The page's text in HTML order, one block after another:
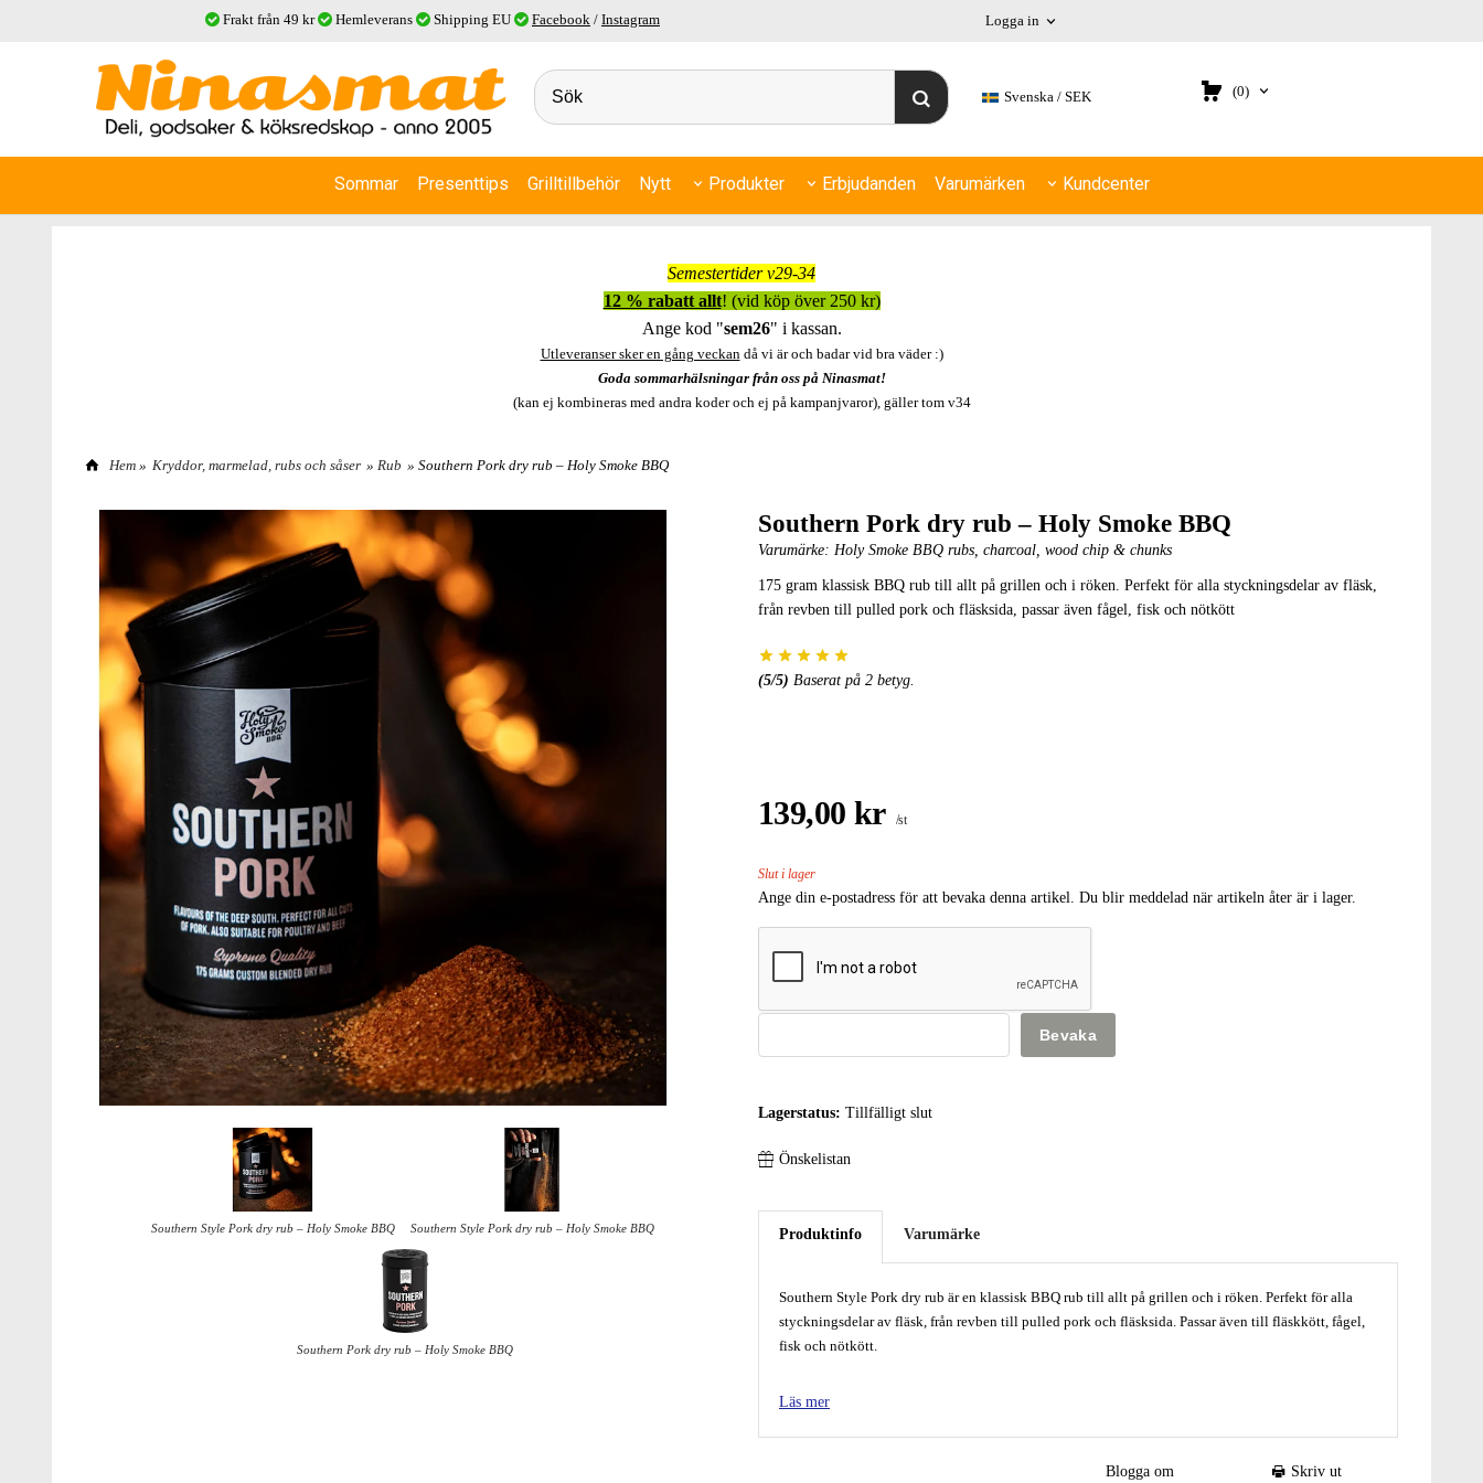
Frakt från 49 kr Hemleverans Shipping EU Facebook / Instagram Logga in
Svenska SEK (0)
Sommar Presenttips Grilltillbehör Nytt Produkter Erbjudanden Varumärken Kundcenter
Semestertider v29-34
12 % rabatt allt! (vid köp över 250 kr)
Ange kod "sem26" i kassan.
Utleveranser sker en gång veckan då vi är och badar vid bra väder :)
Goda sommarhälsningar från oss på Ninasmat!
(kan ej kombineras med andra koder och ej på kampanjvaror), gäller tom v34
Hem » Kryddor, marmelad, rubs och såser » Rub » Southern Pork dry rub – Holy Smoke BBQ
Southern Style Pork dry rub – Holy Smoke BBQ Southern Style Pork dry rub – Holy Smoke BBQ
Southern Pork dry rub – Holy Smoke BBQ
Southern Pork dry rub – Holy Smoke BBQ
Varumärke: Holy Smoke BBQ rubs, charcoal, wood chip & chunks
175 gram klassisk BBQ rub till allt på grillen och i röken. Perfekt för alla styckningsdelar av fläsk,
från revben till pulled pork och fläsksida, passar även fågel, fisk och nötkött
(5/5) Baserat på 2 betyg.
139,00 kr /st
Slut i lager
Ange din e-postadress för att bevaka denna artikel. Du blir meddelad när artikeln åter är i lager.
Bevaka
Lagerstatus: Tillfälligt slut
Önskelistan
Produktinfo Varumärke
Southern Style Pork dry rub är en klassisk BBQ rub till allt på grillen och i röken. Perfekt för alla
styckningsdelar av fläsk, från revben till pulled pork och fläsksida. Passar även till fläskkött, fågel,
fisk och nötkött.
Det är inte bara för den goda smaken, utan själva sammansättningen av våra BBQ rubs som gör den
stora skillnaden och förhöjer smaken.
Läs mer
Blogga om Skriv ut